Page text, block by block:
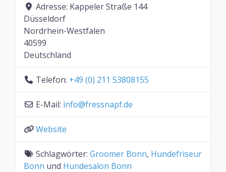
Adresse: Kappeler Straße 144
Düsseldorf
Nordrhein-Westfalen
40599
Deutschland
Telefon: +49 (0) 211 53808155
E-Mail: info@fressnapf.de
Website
Schlagwörter: Groomer Bonn, Hundefriseur
Bonn und Hundesalon Bonn